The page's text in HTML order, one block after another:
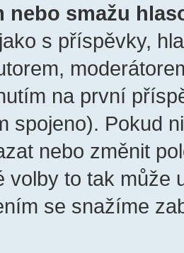
nebo smažu
s příspěvky,
na první
spojeno). Pokud
nebo změnit
volby to tak může
se snažíme